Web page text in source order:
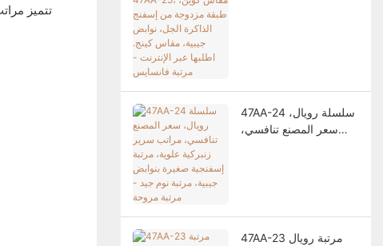
تتميز
فانسايس
47AA-24 سلسلة رويال،
سعر المصنع تنافسي،
47AA-23 مرتبة رويال